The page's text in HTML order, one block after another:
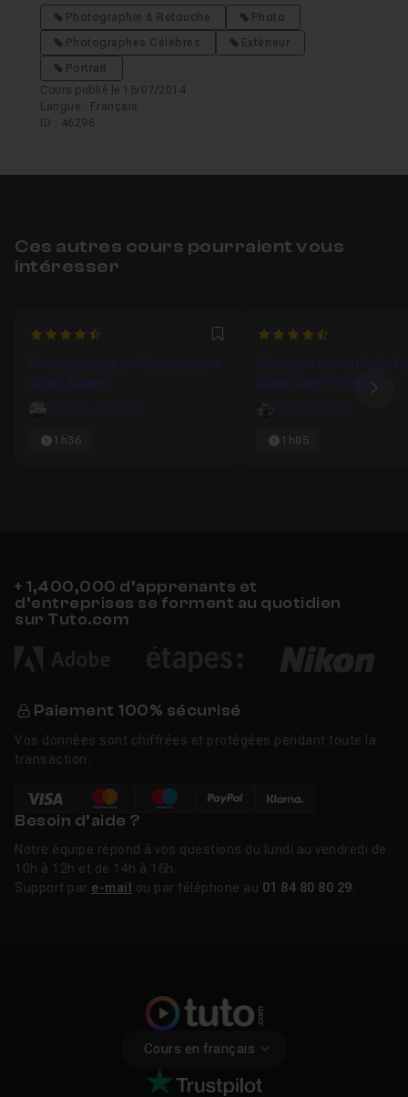
Photographie & Retouche
Photo
Photographes Célèbres
Extérieur
Portrait
Cours publié le 15/07/2014
Langue : Français
ID : 46296
Ces autres cours pourraient vous
intéresser
4.3157894736842 Favori
Photographiez et éditez comme
Ansel Adams
Anthony D'izituto
1h36
4.25
Découvrir les outils de
Blanc dans Photoshop
Olivier Krakus
1h05
+ 1,400,000 d’apprenants et
d’entreprises se forment au quotidien
sur Tuto.com
Paiement 100% sécurisé
Vos données sont chiffrées et protégées pendant toute la
transaction.
Besoin d’aide ?
Notre équipe répond à vos questions du lundi au vendredi de
10h à 12h et de 14h à 16h.
Support par e-mail ou par téléphone au 01 84 80 80 29
Cours en français